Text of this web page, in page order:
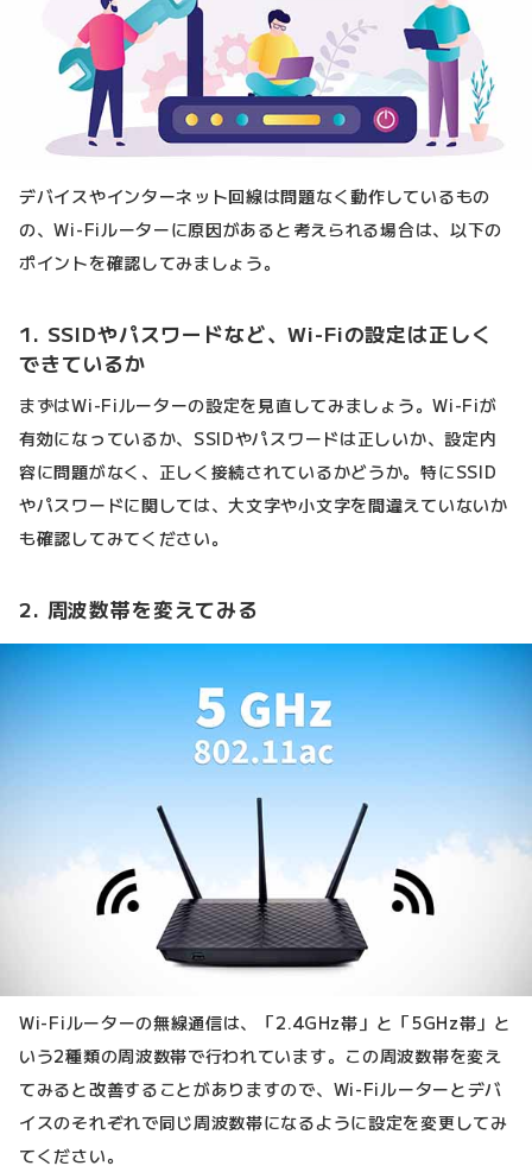
デバイスやインターネット回線は問題なく動作しているもの
の、Wi-Fiルーターに原因があると考えられる場合は、以下の
ポイントを確認してみましょう。
1. SSIDやパスワードなど、Wi-Fiの設定は正しく
できているか
まずはWi-Fiルーターの設定を見直してみましょう。Wi-Fiが
有効になっているか、SSIDやパスワードは正しいか、設定内
容に問題がなく、正しく接続されているかどうか。特にSSID
やパスワードに関しては、大文字や小文字を間違えていないか
も確認してみてください。
2. 周波数帯を変えてみる
Wi-Fiルーターの無線通信は、「2.4GHz帯」と「5GHz帯」と
いう2種類の周波数帯で行われています。この周波数帯を変え
てみると改善することがありますので、Wi-Fiルーターとデバ
イスのそれぞれで同じ周波数帯になるように設定を変更してみ
てください。